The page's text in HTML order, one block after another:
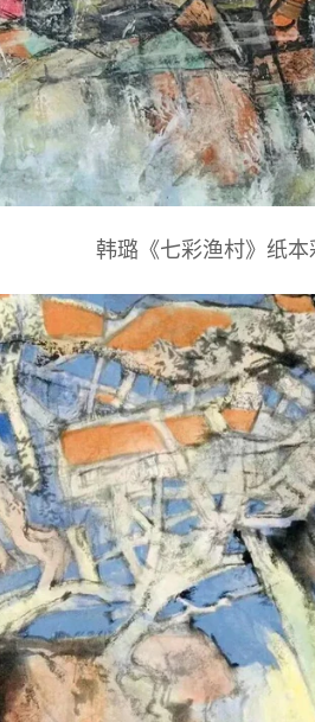
韩璐《七彩渔村》纸本